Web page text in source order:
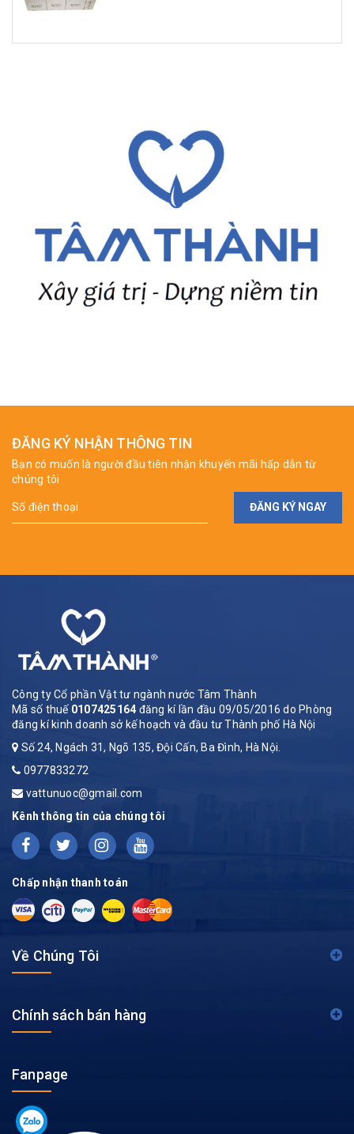
ĐĂNG KÝ NHẬN THÔNG TIN
Bạn có muốn là người đầu tiên nhận khuyến mãi hấp dẫn từ
chúng tôi
ĐĂNG KÝ NGAY
Công ty Cổ phần Vật tư ngành nước Tâm Thành
Mã số thuế 0107425164 đăng kí lần đầu 09/05/2016 do Phòng
đăng kí kinh doanh sở kế hoạch và đầu tư Thành phố Hà Nội
Số 24, Ngách 31, Ngõ 135, Đội Cấn, Ba Đình, Hà Nội.
0977833272
vattunuoc@gmail.com
Kênh thông tin của chúng tôi
Chấp nhận thanh toán
Về Chúng Tôi
Chính sách bán hàng
Fanpage